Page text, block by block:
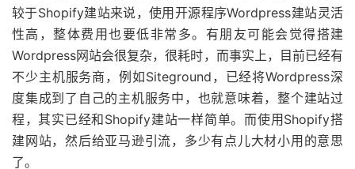
较于Shopify建站来说，使用开源程序Wordpress建站灵活
性高，整体费用也要低非常多。有朋友可能会觉得搭建
Wordpress网站会很复杂，很耗时，而事实上，目前已经有
不少主机服务商，例如Siteground，已经将Wordpress深
度集成到了自己的主机服务中，也就意味着，整个建站过
程，其实已经和Shopify建站一样简单。而使用Shopify搭
建网站，然后给亚马逊引流，多少有点儿大材小用的意思
了。